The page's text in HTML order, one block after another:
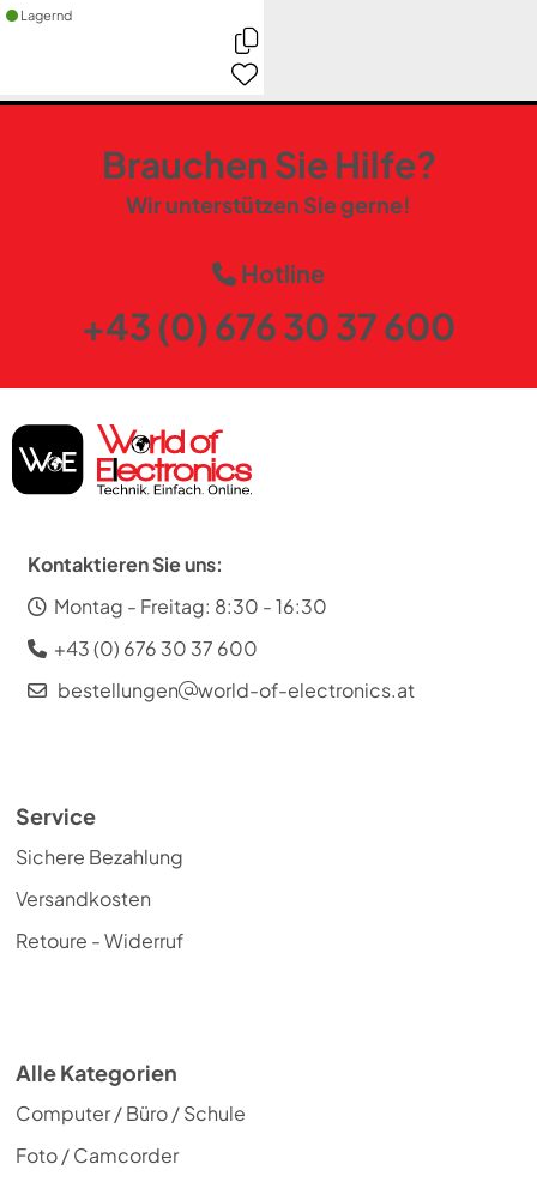
Lagernd
Brauchen Sie Hilfe?
Wir unterstützen Sie gerne!
Hotline
+43 (0) 676 30 37 600
Kontaktieren Sie uns:
Montag - Freitag: 8:30 - 16:30
+43 (0) 676 30 37 600
bestellungen
world-of-electronics.at
Service
Sichere Bezahlung
Versandkosten
Retoure - Widerruf
Alle Kategorien
Computer / Büro / Schule
Foto / Camcorder